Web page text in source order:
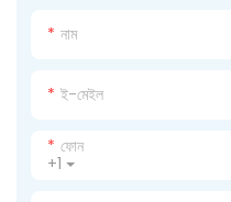
নাম
ই-মেইল
+1
ফোন